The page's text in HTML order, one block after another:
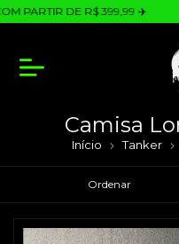
PARTIR DE R$ 399,99 ✈️
Camisa
Início Tanker
Ordenar